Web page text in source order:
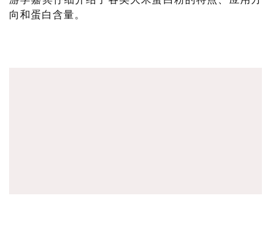
向和蛋白含量。